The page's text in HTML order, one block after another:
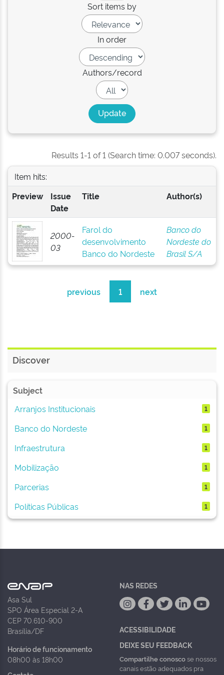
Sort items by
In order
Authors/record
Results 1-1 of 1 (Search time: 0.007 seconds).
Item hits:
Preview
Issue
Date
Title Author(s)
2000-
03
Farol do
desenvolvimento
Banco do Nordeste
Banco do
Nordeste do
Brasil S/A
previous 1 next
Discover
Subject
Arranjos Institucionais
1
Banco do Nordeste 1
Infraestrutura 1
Mobilização 1
Parcerias 1
Políticas Públicas 1
Asa Sul
SPO Área Especial 2-A
CEP 70.610-900
Brasília/DF
Horário de funcionamento
08h00 às 18h00
NAS REDES
ACESSIBILIDADE
DEIXE SEU FEEDBACK
Compartilhe conoscose nossos
canais estão adequados pra